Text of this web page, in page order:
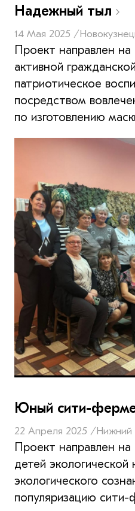
Надежный тыл
14 Мая 2025 /
Проект направлен
активной
патриотическое
посредством
по изготовлению
Юный сити-
22 Апреля 2025 /Нижний
Проект направлен
детей экологической
экологического
популяризацию